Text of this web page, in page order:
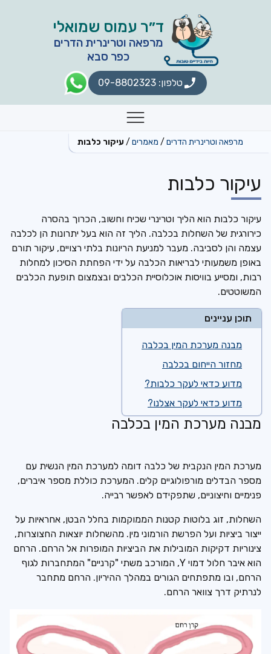
ד״ר עמוס שמואלי
מרפאה וטרינרית הדרים
כפר סבא
טלפון: 09-8802323
תפריט
מרפאה וטרינרית הדרים מאמרים עיקור כלבות
עיקור כלבות
עיקור כלבות הוא הליך וטרינרי שכיח וחשוב, הכרוך בהסרה
כירורגית של השחלות בכלבה. הליך זה הוא בעל יתרונות הן לכלבה
עצמה והן לסביבה. מעבר למניעת הריונות בלתי רצויים, עיקור תורם
באופן משמעותי לבריאות הכלבה על ידי הפחתת הסיכון למחלות
רבות, ומסייע בוויסות אוכלוסיית הכלבים ובצמצום תופעת הכלבים
המשוטטים.
תוכן עניינים
מבנה מערכת המין בכלבה
מחזור הייחום בכלבה
מדוע כדאי לעקר כלבות?
מדוע כדאי לעקר אצלנו?
מבנה מערכת המין בכלבה
מערכת המין הנקבית של כלבה דומה למערכת המין הנשית עם
מספר הבדלים מורפולוגיים קלים. המערכת כוללת מספר איברים,
פנימיים וחיצוניים, שתפקידם לאפשר רבייה.
השחלות, זוג בלוטות קטנות הממוקמות בחלל הבטן, אחראיות על
ייצור ביציות ועל הפרשת הורמוני מין. מהשחלות יוצאות החצוצרות,
צינוריות דקיקות המובילות את הביציות המופרות אל הרחם. הרחם
הוא איבר חלול דמוי Y, המורכב משתי "קרניים" המתחברות לגוף
הרחם, ובו מתפתחים הגורים במהלך ההיריון. הרחם מתחבר
לנרתיק דרך צוואר הרחם.